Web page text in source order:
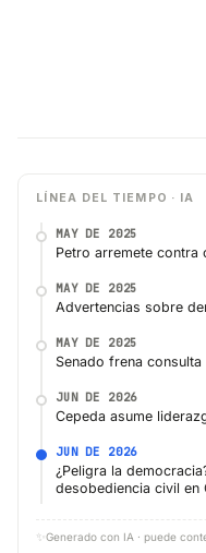
LÍNEA DEL TIEMPO · IA
MAY DE 2025
Petro arremete contra
MAY DE 2025
Advertencias sobre
MAY DE 2025
Senado frena
JUN DE 2026
Cepeda asume
JUN DE 2026
¿Peligra la
desobediencia civil en
✨ Generado con IA · puede